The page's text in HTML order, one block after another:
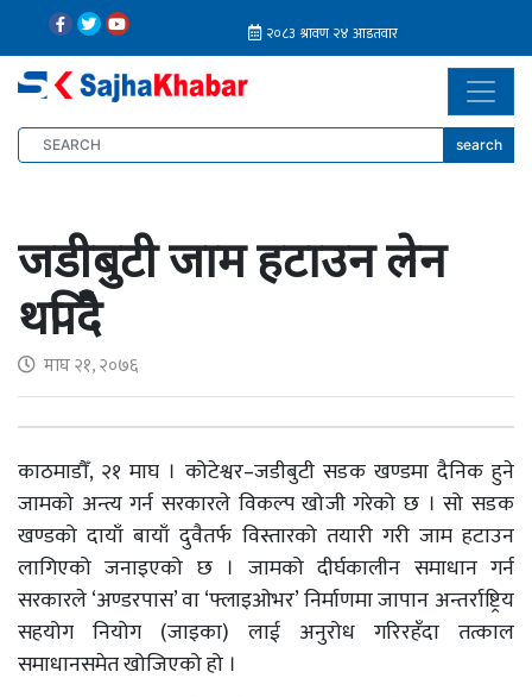
search
जडीबुटी जाम हटाउन लेन
थपिँदै
माघ २१, २०७६
काठमाडौँ, २१ माघ । कोटेश्वर–जडीबुटी सडक खण्डमा दैनिक हुने
जामको अन्त्य गर्न सरकारले विकल्प खोजी गरेको छ । सो सडक
खण्डको दायाँ बायाँ दुवैतर्फ विस्तारको तयारी गरी जाम हटाउन
लागिएको जनाइएको छ । जामको दीर्घकालीन समाधान गर्न
सरकारले ‘अण्डरपास’ वा ‘फ्लाइओभर’ निर्माणमा जापान अन्तर्राष्ट्रिय
सहयोग नियोग (जाइका) लाई अनुरोध गरिरहँदा तत्काल
समाधानसमेत खोजिएको हो ।